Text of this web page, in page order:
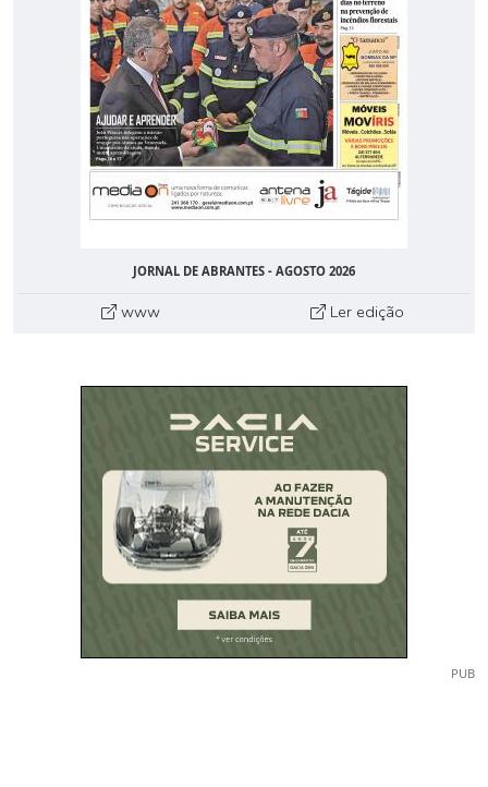
JORNAL DE ABRANTES - AGOSTO 2026
www Ler edição
PUB